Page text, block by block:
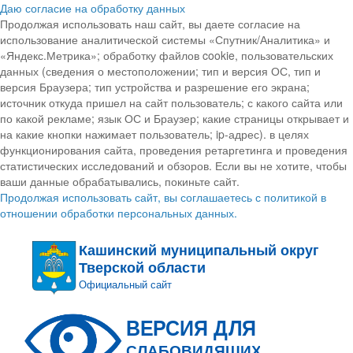
Даю согласие на обработку данных
Продолжая использовать наш сайт, вы даете согласие на
использование аналитической системы «Спутник/Аналитика» и
«Яндекс.Метрика»; обработку файлов cookie, пользовательских
данных (сведения о местоположении; тип и версия ОС, тип и
версия Браузера; тип устройства и разрешение его экрана;
источник откуда пришел на сайт пользователь; с какого сайта или
по какой рекламе; язык ОС и Браузер; какие страницы открывает и
на какие кнопки нажимает пользователь; ip-адрес). в целях
функционирования сайта, проведения ретаргетинга и проведения
статистических исследований и обзоров. Если вы не хотите, чтобы
ваши данные обрабатывались, покиньте сайт.
Продолжая использовать сайт, вы соглашаетесь с политикой в
отношении обработки персональных данных.